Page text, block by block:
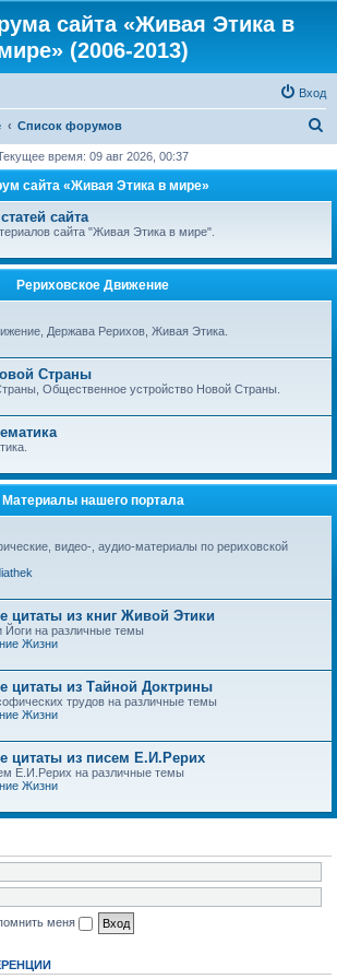
сайта «Живая Этика в
(2006-2013)
Вход
Список форумов
с
время: 09 авг 2026, 00:37
сайта «Живая Этика в мире»
сайта
сайта "Живая Этика в мире".
Рериховское Движение
Держава Рерихов, Живая Этика.
Страны
Общественное устройство Новой Страны.
Материалы нашего портала
видео-, аудио-материалы по рериховской
цитаты из книг Живой Этики
Йоги на различные темы
Жизни
цитаты из Тайной Доктрины
трудов на различные темы
Жизни
цитаты из писем Е.И.Рерих
Е.И.Рерих на различные темы
Жизни
меня